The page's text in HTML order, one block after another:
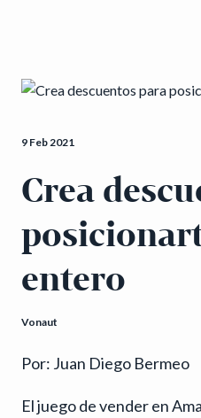
9 Feb 2021
Crea
entero
Vonaut
Por: Juan Diego Bermeo
El juego de vender en